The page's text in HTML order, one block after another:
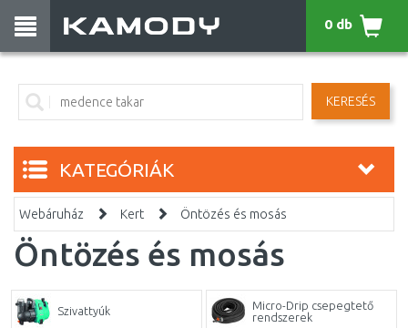
KERESÉS
0 db
KATEGÓRIÁK
Webáruház Kert Öntözés és mosás
Öntözés és mosás
Szivattyúk
Micro-Drip csepegtető
rendszerek